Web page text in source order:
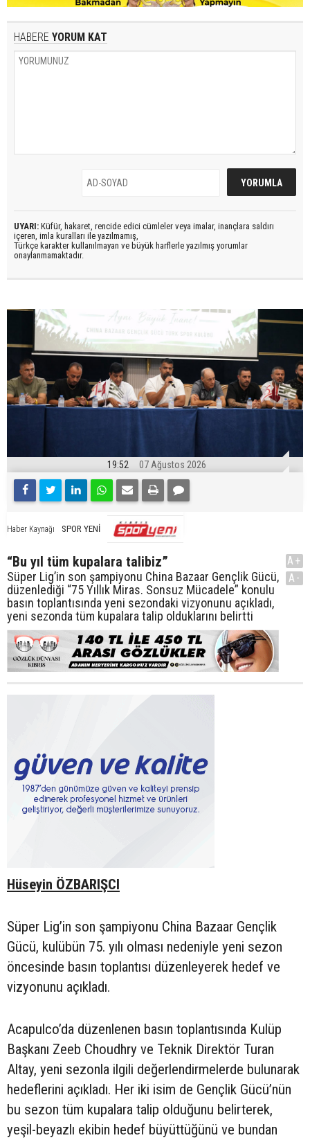
HABERE YORUM KAT
UYARI: Küfür, hakaret, rencide edici cümleler veya imalar, inançlara saldırı
içeren, imla kuralları ile yazılmamış,
Türkçe karakter kullanılmayan ve büyük harflerle yazılmış yorumlar
onaylanmamaktadır.
19:52 07 Ağustos 2026
Haber Kaynağı SPOR YENİ
“Bu yıl tüm kupalara talibiz”
Süper Lig’in son şampiyonu China Bazaar Gençlik Gücü,
düzenlediği “75 Yıllık Miras. Sonsuz Mücadele” konulu
basın toplantısında yeni sezondaki vizyonunu açıkladı,
yeni sezonda tüm kupalara talip olduklarını belirtti
A+
A-
Hüseyin ÖZBARIŞCI
Süper Lig’in son şampiyonu China Bazaar Gençlik
Gücü, kulübün 75. yılı olması nedeniyle yeni sezon
öncesinde basın toplantısı düzenleyerek hedef ve
vizyonunu açıkladı.
Acapulco’da düzenlenen basın toplantısında Kulüp
Başkanı Zeeb Choudhry ve Teknik Direktör Turan
Altay, yeni sezonla ilgili değerlendirmelerde bulunarak
hedeflerini açıkladı. Her iki isim de Gençlik Gücü’nün
bu sezon tüm kupalara talip olduğunu belirterek,
yeşil-beyazlı ekibin hedef büyüttüğünü ve bundan